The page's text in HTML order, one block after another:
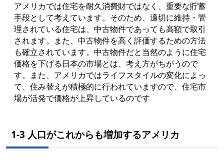
アメリカでは住宅を耐久消費財ではなく、重要な貯蓄
手段として考えています。そのため、適切に維持・管
理されている住宅は、中古物件であっても高額で取引
されます。また、中古物件を高く評価するための方法
も確立されています。中古物件だと当然のように住宅
価格を下げる日本の市場とは、考え方がちがうので
す。また、アメリカではライフスタイルの変化によっ
て、住み替えが積極的に行われていますので、住宅市
場が活発で価格が上昇しているのです
1-3 人口がこれからも増加するアメリカ